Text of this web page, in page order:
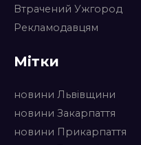
Втрачений Ужгород
Рекламодавцям
Мітки
новини Львівщини
новини Закарпаття
новини Прикарпаття